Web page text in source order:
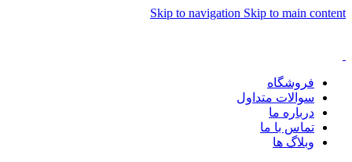
Skip to navigation Skip to main content
فروشگاه
سوالات متداول
درباره ما
تماس با ما
وبلاگ ها